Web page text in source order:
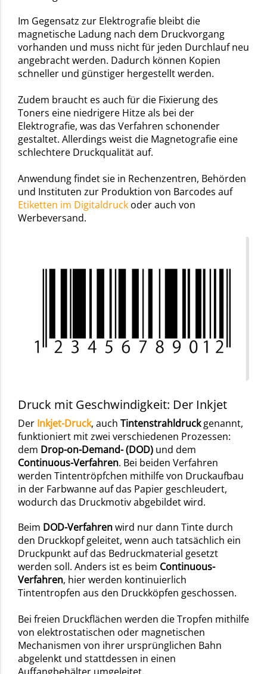
Im Gegensatz zur Elektrografie bleibt die
magnetische Ladung nach dem Druckvorgang
vorhanden und muss nicht für jeden Durchlauf neu
angebracht werden. Dadurch können Kopien
schneller und günstiger hergestellt werden.
Zudem braucht es auch für die Fixierung des
Toners eine niedrigere Hitze als bei der
Elektrografie, was das Verfahren schonender
gestaltet. Allerdings weist die Magnetografie eine
schlechtere Druckqualität auf.
Anwendung findet sie in Rechenzentren, Behörden
und Instituten zur Produktion von Barcodes auf
Etiketten im Digitaldruck oder auch von
Werbeversand.
Druck mit Geschwindigkeit: Der Inkjet
Der Inkjet-Druck, auch Tintenstrahldruckgenannt,
funktioniert mit zwei verschiedenen Prozessen:
dem Drop-on-Demand- (DOD) und dem
Continuous-Verfahren. Bei beiden Verfahren
werden Tintentröpfchen mithilfe von Druckaufbau
in der Farbwanne auf das Papier geschleudert,
wodurch das Druckmotiv abgebildet wird.
Beim DOD-Verfahrenwird nur dann Tinte durch
den Druckkopf geleitet, wenn auch tatsächlich ein
Druckpunkt auf das Bedruckmaterial gesetzt
werden soll. Anders ist es beim Continuous-
Verfahren, hier werden kontinuierlich
Tintentropfen aus den Druckköpfen geschossen.
Bei freien Druckflächen werden die Tropfen mithilfe
von elektrostatischen oder magnetischen
Mechanismen von ihrer ursprünglichen Bahn
abgelenkt und stattdessen in einen